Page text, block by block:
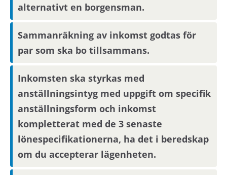
Om du har längst kötid efter avslutad
annonseringsperiod kommer din
intresseanmälan att bli bindande.
Boendereferenser
Om du blir aktuell för bostaden behöver du
kontakta din nuvarande hyresvärd och
godkänna att denne lämnar ut
boendereferenser om dig till den nya
hyresvärden.
alternativt en borgensman.
Sammanräkning av inkomst godtas för
par som ska bo tillsammans.
Inkomsten ska styrkas med
anställningsintyg med uppgift om specifik
anställningsform och inkomst
kompletterat med de 3 senaste
lönespecifikationerna, ha det i beredskap
om du accepterar lägenheten.